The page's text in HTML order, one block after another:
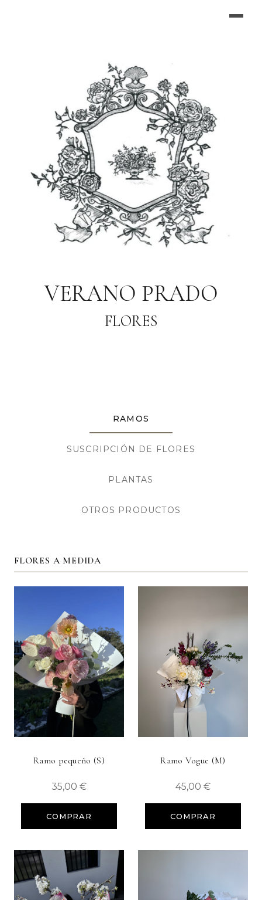
FLORISTERÍA EN VIGO – ARREGLOS
VERANO PRADO
FLORES
RAMOS
SUSCRIPCIÓN DE FLORES
PLANTAS
OTROS PRODUCTOS
FLORES A MEDIDA
Ramo pequeño (S)
35,00 €
COMPRAR
Ramo Vogue (M)
45,00 €
COMPRAR